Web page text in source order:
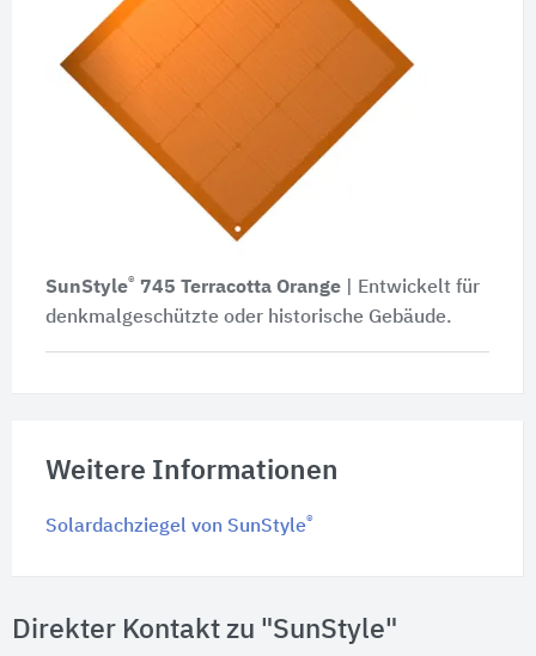
SunStyle® 745 Terracotta Orange| Entwickelt für
denkmalgeschützte oder historische Gebäude.
Weitere Informationen
Solardachziegel von SunStyle®
Direkter Kontakt zu "SunStyle"